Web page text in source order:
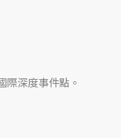
際深度事件點。